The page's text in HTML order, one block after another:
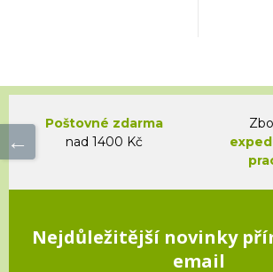
Poštovné zdarma
nad 1400 Kč
Nejdůležitější novinky
email